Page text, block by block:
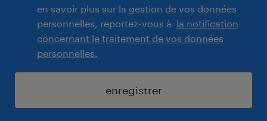
en savoir plus sur la gestion de vos données
personnelles, reportez-vous à la notification
concernant le traitement de vos données
personnelles.
enregistrer